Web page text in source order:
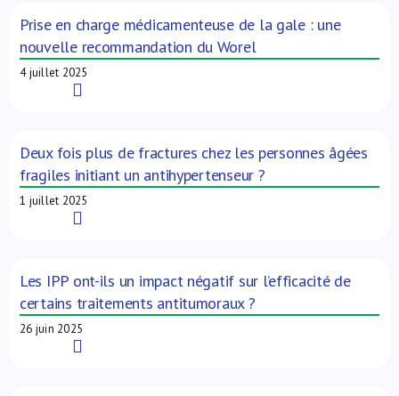
Prise en charge médicamenteuse de la gale : une
nouvelle recommandation du Worel
4 juillet 2025
Deux fois plus de fractures chez les personnes âgées
fragiles initiant un antihypertenseur ?
1 juillet 2025
Les IPP ont-ils un impact négatif sur l’efficacité de
certains traitements antitumoraux ?
26 juin 2025